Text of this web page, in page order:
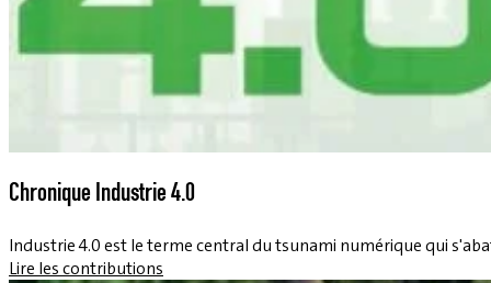
Chronique Industrie 4.0
Industrie 4.0 est le terme central du tsunami numérique qui
Lire les contributions